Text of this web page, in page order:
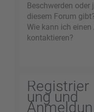
Beschwerden
diesem Forum
Wie kann ich
kontaktieren?
Registrier
ung und
Anmeldun